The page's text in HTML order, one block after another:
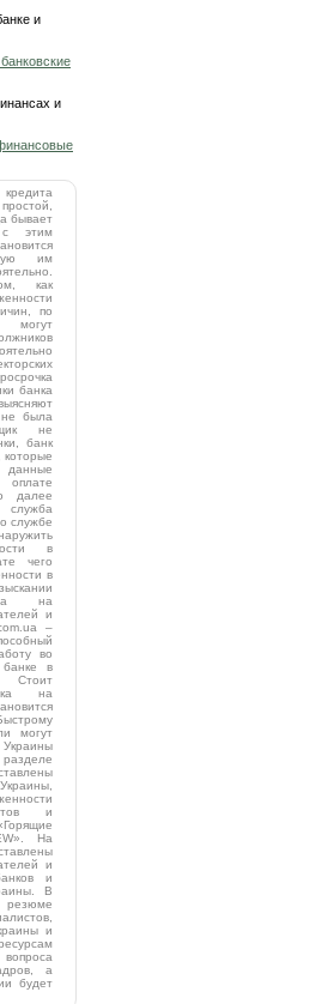
и
и
бывает
с этим
им
как
по
банка
была
не
банк
которые
далее
служба
службе
в
чего
в
на
и
–
во
банке в
Стоит
на
могут
и
На
и
и
В
резюме
и
а
будет